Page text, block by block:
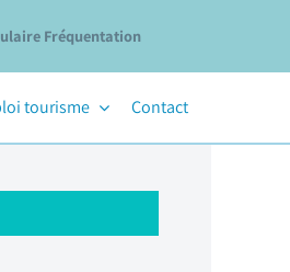
Fréquentation
tourisme Contact